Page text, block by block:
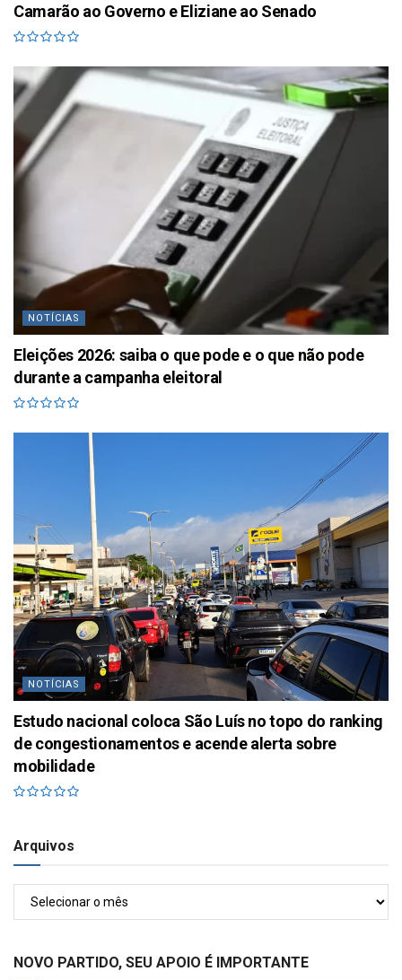
Camarão ao Governo e Eliziane ao Senado
NOTÍCIAS
Eleições 2026: saiba o que pode e o que não pode
durante a campanha eleitoral
NOTÍCIAS
Estudo nacional coloca São Luís no topo do ranking
de congestionamentos e acende alerta sobre
mobilidade
Arquivos
NOVO PARTIDO, SEU APOIO É IMPORTANTE